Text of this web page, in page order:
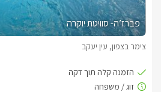
פברז’ה- סוויטת יוקרה
צימר בצפון, עין יעקב